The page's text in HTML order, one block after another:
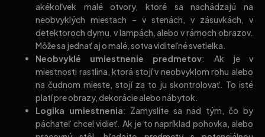
akékoľvek malé otvory, ktoré sa nachádzajú na
neobvyklých miestach – v stenách, v zásuvkách, v
detektoroch dymu, v lampách, alebo v rámoch obrazov.
Môže sa jednať aj o malé, sotva viditeľné svetielka.
Neobvyklé umiestnenie predmetov: Ak je v
miestnosti rastlina, ktorá stojí v neobvyklom rohu alebo
na čudnom mieste, stojí za to ju skontrolovať. To isté
platí pre obrazy, dekorácie alebo nábytok.
Logika umiestnenia: Zamyslite sa nad tým, čo by
páchateľ chcel vidieť. Ak je to napríklad pohovka, alebo